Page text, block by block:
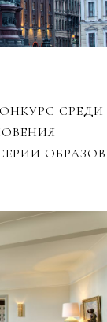
СРЕДИ
ОБРАЗОВ